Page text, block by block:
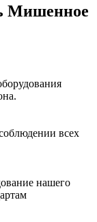
Мишенное
всех
нашего